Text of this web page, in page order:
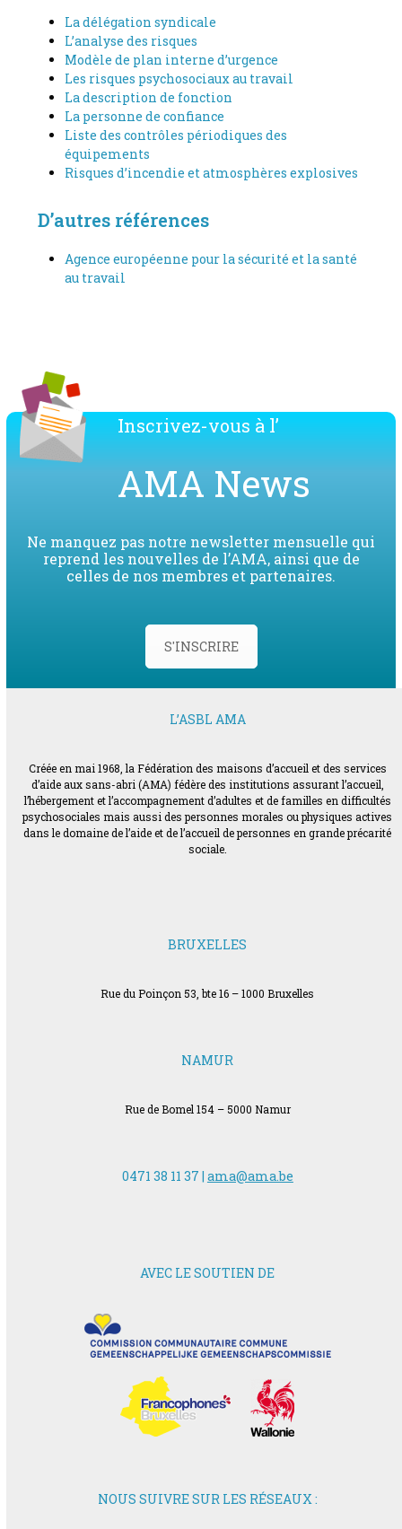
La délégation syndicale
L’analyse des risques
Modèle de plan interne d’urgence
Les risques psychosociaux au travail
La description de fonction
La personne de confiance
Liste des contrôles périodiques des
équipements
Risques d’incendie et atmosphères explosives
D’autres références
Agence européenne pour la sécurité et la santé
au travail
Inscrivez-vous à l’
AMA News
Ne manquez pas notre newsletter mensuelle qui
reprend les nouvelles de l’AMA, ainsi que de
celles de nos membres et partenaires.
S'INSCRIRE
L’ASBL AMA
Créée en mai 1968, la Fédération des maisons d’accueil et des services
d’aide aux sans-abri (AMA) fédère des institutions assurant l’accueil,
l’hébergement et l’accompagnement d’adultes et de familles en difficultés
psychosociales mais aussi des personnes morales ou physiques actives
dans le domaine de l’aide et de l’accueil de personnes en grande précarité
sociale.
BRUXELLES
Rue du Poinçon 53, bte 16 – 1000 Bruxelles
NAMUR
Rue de Bomel 154 – 5000 Namur
0471 38 11 37 | ama@ama.be
AVEC LE SOUTIEN DE
NOUS SUIVRE SUR LES RÉSEAUX :